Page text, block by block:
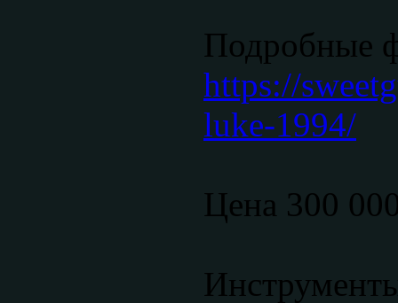
Подробные
https://
luke-1994/
Цена 300